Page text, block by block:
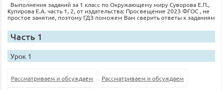
Выполнения заданий за 1 класс по Окружающему миру Суворова Е.П.,
Купирова Е.А. часть 1, 2, от издательства: Просвещение 2023 ФГОС , не
простое занятие, поэтому ГДЗ поможем Вам сверить ответы к заданиям
Часть 1
Урок 1
Рассматриваем и обсуждаем Рассматриваем и обсуждаем